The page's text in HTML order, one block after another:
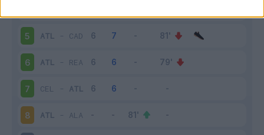
5 ATL - CAD
6 ATL - REA
7 CEL - ATL
8 ATL - ALA